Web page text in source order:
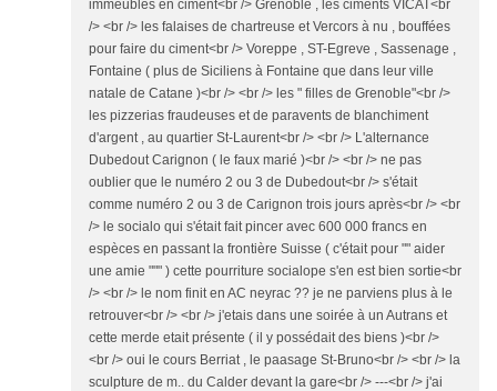
immeubles en ciment<br /> Grenoble , les ciments VICAT<br
/> <br /> les falaises de chartreuse et Vercors à nu , bouffées
pour faire du ciment<br /> Voreppe , ST-Egreve , Sassenage ,
Fontaine ( plus de Siciliens à Fontaine que dans leur ville
natale de Catane )<br /> <br /> les " filles de Grenoble"<br />
les pizzerias fraudeuses et de paravents de blanchiment
d'argent , au quartier St-Laurent<br /> <br /> L'alternance
Dubedout Carignon ( le faux marié )<br /> <br /> ne pas
oublier que le numéro 2 ou 3 de Dubedout<br /> s'était
comme numéro 2 ou 3 de Carignon trois jours après<br /> <br
/> le socialo qui s'était fait pincer avec 600 000 francs en
espèces en passant la frontière Suisse ( c'était pour "" aider
une amie """ ) cette pourriture socialope s'en est bien sortie<br
/> <br /> le nom finit en AC neyrac ?? je ne parviens plus à le
retrouver<br /> <br /> j'etais dans une soirée à un Autrans et
cette merde etait présente ( il y possédait des biens )<br />
<br /> oui le cours Berriat , le paasage St-Bruno<br /> <br /> la
sculpture de m.. du Calder devant la gare<br /> ---<br /> j'ai